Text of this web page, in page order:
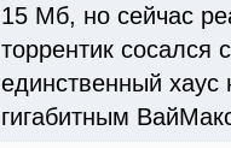
15 Мб, но сейчас
торрентик сосался
единственный
гигабитным